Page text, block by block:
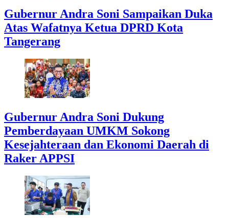
Gubernur Andra Soni Sampaikan Duka
Atas Wafatnya Ketua DPRD Kota
Tangerang
Gubernur Andra Soni Dukung
Pemberdayaan UMKM Sokong
Kesejahteraan dan Ekonomi Daerah di
Raker APPSI